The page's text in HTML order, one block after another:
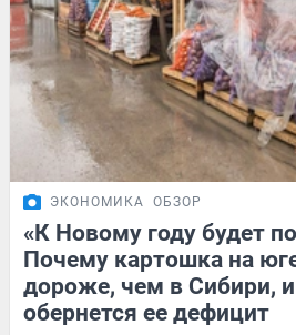
ЭКОНОМИКА ОБЗОР
«К Новому году будет
Почему картошка на
дороже, чем в Сибири,
обернется ее дефицит